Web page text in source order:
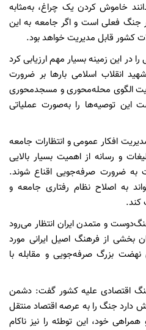
خاموش کردن یک چراغ، به‌مثابه
فعلی است و اگر جامعه به این
کشور قابل مدیریت خواهد بود.
در این زمینه بسیار مهم ارزیابی کرد
انقلاب اسلامی بارها بر ضرورت
الگوی محله‌محوری و مسجدمحوری
این توصیه‌ها را به‌صورت عملیاتی
افکار عمومی و انتظارات جامعه
و رسانه از اهمیت بسیار بالایی
به ضرورت صرفه‌جویی اقناع شوند.
به اصلاح نظام رفتاری جامعه و
و متمدن ایران انتظار می‌رود
بخشی از فرهنگ اصیل ایرانی مورد
بزرگ صرفه‌جویی و مقابله با
اقتصادی علیه کشور گفت: دشمن
دارد جنگ را به عرصه اقتصاد منتقل
خود، این توطئه را نیز ناکام